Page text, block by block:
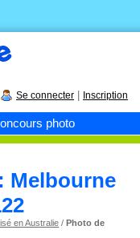
photo
Se connecter Inscription
Melbourne
en Australie /Photo de